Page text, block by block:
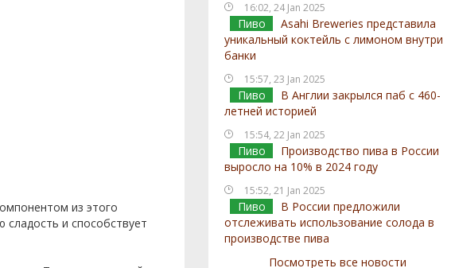
16:02, 24 Jan 2025
Пиво
Asahi Breweries представила
уникальный коктейль с лимоном внутри
банки
15:57, 23 Jan 2025
Пиво
В Англии закрылся паб с 460-
летней историей
15:54, 22 Jan 2025
Пиво
Производство пива в России
выросло на 10% в 2024 году
15:52, 21 Jan 2025
Пиво
В России предложили
отслеживать использование солода в
производстве пива
Посмотреть все новости
из этого
и способствует